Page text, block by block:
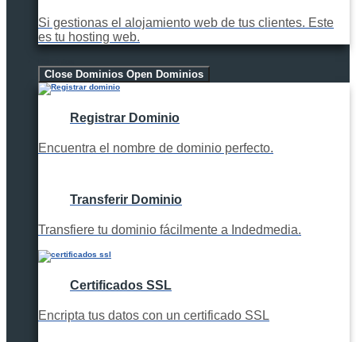
Si gestionas el alojamiento web de tus clientes. Este
es tu hosting web.
Close Dominios Open Dominios
Registrar Dominio
Encuentra el nombre de dominio perfecto.
Transferir Dominio
Transfiere tu dominio fácilmente a Indedmedia.
Certificados SSL
Encripta tus datos con un certificado SSL